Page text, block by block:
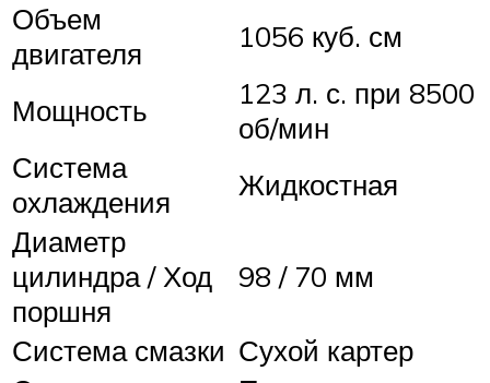
Объем
двигателя
1056 куб. см
Мощность
123 л. с. при 8500
об/мин
Система
охлаждения
Жидкостная
Диаметр
цилиндра / Ход
поршня
98 / 70 мм
Система смазки Сухой картер